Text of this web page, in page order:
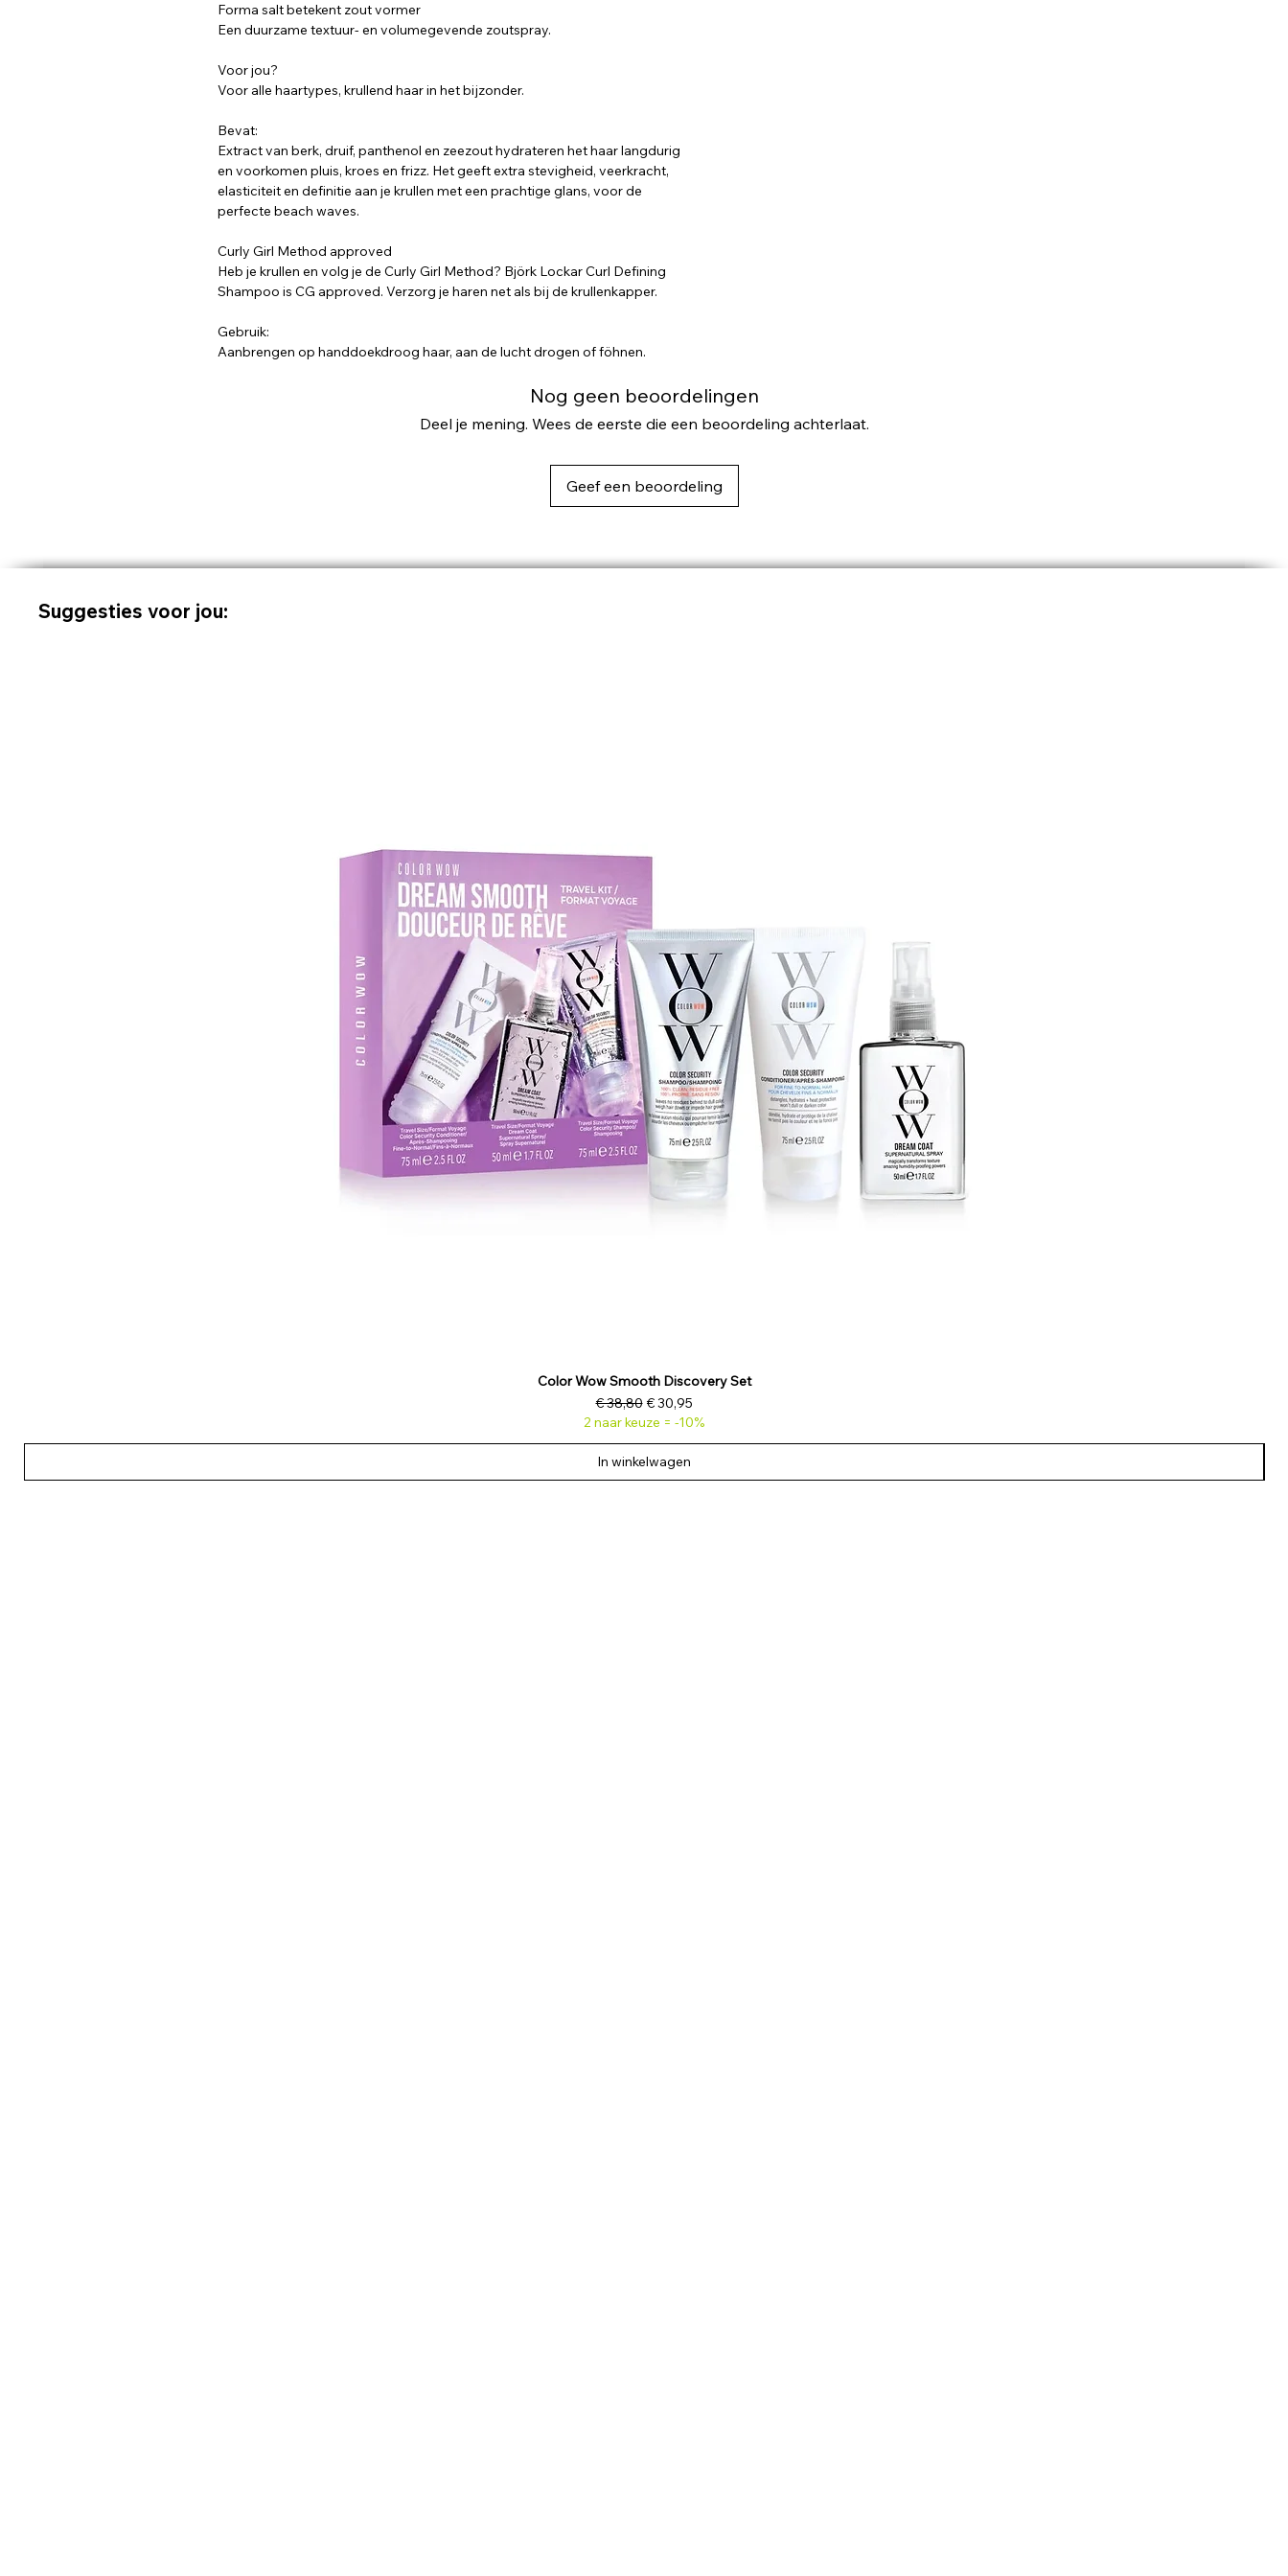
Forma salt betekent zout vormer
Een duurzame textuur- en volumegevende zoutspray.
Voor jou?
Voor alle haartypes, krullend haar in het bijzonder.
Bevat:
Extract van berk, druif, panthenol en zeezout hydrateren het haar langdurig
en voorkomen pluis, kroes en frizz. Het geeft extra stevigheid, veerkracht,
elasticiteit en definitie aan je krullen met een prachtige glans, voor de
perfecte beach waves.
Curly Girl Method approved
Heb je krullen en volg je de Curly Girl Method? Björk Lockar Curl Defining
Shampoo is CG approved. Verzorg je haren net als bij de krullenkapper.
Gebruik:
Aanbrengen op handdoekdroog haar, aan de lucht drogen of föhnen.
Nog geen beoordelingen
Deel je mening. Wees de eerste die een beoordeling achterlaat.
Geef een beoordeling
Suggesties voor jou:
Color Wow Smooth Discovery Set
Normale prijs
€ 38,80 Verkoopprijs
€ 30,95
2 naar keuze = -10%
In winkelwagen